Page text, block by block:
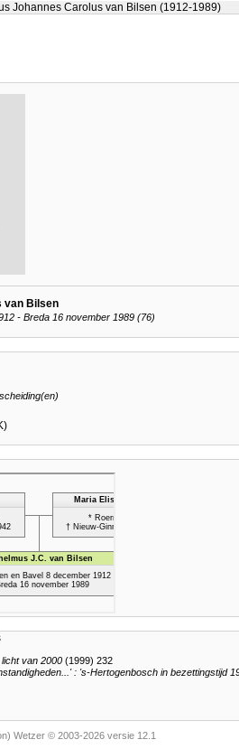
Johannes Carolus van Bilsen (1912-1989)
van Bilsen
- Breda 16 november 1989 (76)
van 2000 (1999) 232
: 's-Hertogenbosch in bezettingstijd
Wetzer © 2003-2026 versie 12.1